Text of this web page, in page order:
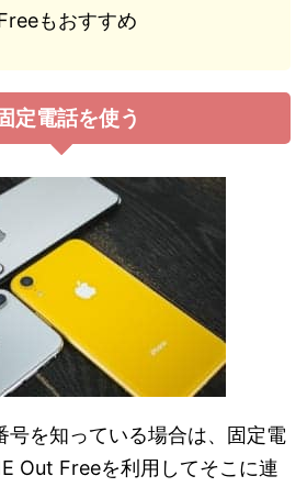
もおすすめ
定電話を使う
号を知っている場合は、固定電
Out Freeを利用してそこに連